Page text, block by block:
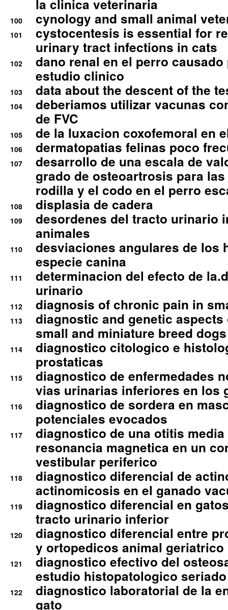
la clinica veterinaria
100 cynology and small animal
101
cystocentesis is essential for
urinary tract infections in cats
102
dano renal en el perro
estudio clinico
103 data about the descent of the
104
deberiamos utilizar vacunas
de FVC
105 de la luxacion coxofemoral en
106 dermatopatias felinas poco
107
desarrollo de una escala de
grado de osteoartrosis para
rodilla y el codo en el perro
108 displasia de cadera
109
desordenes del tracto urinario
animales
110
desviaciones angulares de los
especie canina
111
determinacion del efecto de
urinario
112 diagnosis of chronic pain in
113
diagnostic and genetic
small and miniature breed
114
diagnostico citologico e
prostaticas
115
diagnostico de enfermedades
vias urinarias inferiores en los
116
diagnostico de sordera en
potenciales evocados
117
diagnostico de una otitis
resonancia magnetica en un
vestibular periferico
118
diagnostico diferencial de
actinomicosis en el ganado
119
diagnostico diferencial en
tracto urinario inferior
120
diagnostico diferencial entre
y ortopedicos animal geriatrico
121
diagnostico efectivo del
estudio histopatologico seriado
122
diagnostico laboratorial de la
gato